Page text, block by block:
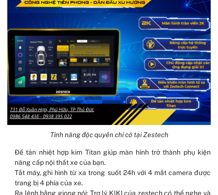
Tính năng độc quyền chỉ có tại Zestech
Đế tản nhiệt hợp kim Titan giúp màn hình trở thành phụ kiện
nâng cấp nội thất xe của bạn.
Tắt máy, ghi hình từ xa trong suốt 24h với 4 mắt camera được
trang bị 4 phía của xe.
Ra lệnh bằng giọng nói: Trợ lý KIKI của zestech có thể nghe và